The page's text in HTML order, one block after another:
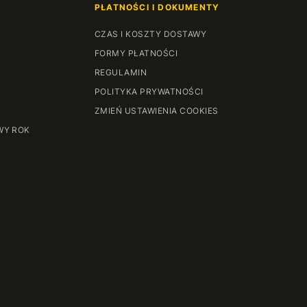
ROK
PŁATNOŚCI I DOKUMENTY
CZAS I KOSZTY DOSTAWY
FORMY PŁATNOŚCI
REGULAMIN
POLITYKA PRYWATNOŚCI
ZMIEŃ USTAWIENIA COOKIES